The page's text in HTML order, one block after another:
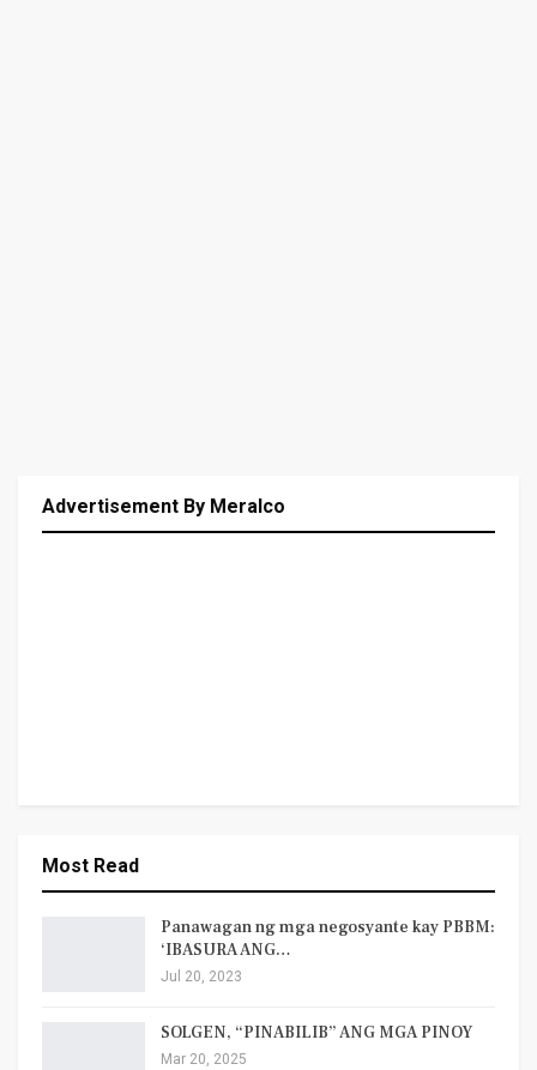
Advertisement By Meralco
Most Read
Panawagan ng mga negosyante kay PBBM:
‘IBASURA ANG…
Jul 20, 2023
SOLGEN, “PINABILIB” ANG MGA PINOY
Mar 20, 2025